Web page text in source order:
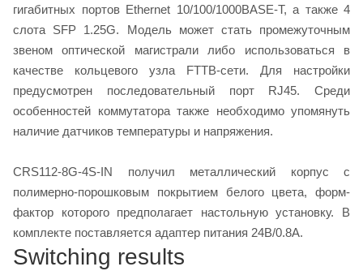
гигабитных портов Ethernet 10/100/1000BASE-T, а также 4
слота SFP 1.25G. Модель может стать промежуточным
звеном оптической магистрали либо использоваться в
качестве кольцевого узла FTTB-сети. Для настройки
предусмотрен последовательный порт RJ45. Среди
особенностей коммутатора также необходимо упомянуть
наличие датчиков температуры и напряжения.
CRS112-8G-4S-IN получил металлический корпус с
полимерно-порошковым покрытием белого цвета, форм-
фактор которого предполагает настольную установку. В
комплекте поставляется адаптер питания 24В/0.8А.
Switching results